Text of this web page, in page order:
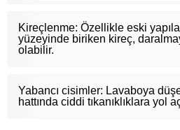
Kireçlenme: Özellikle eski
yüzeyinde biriken kireç,
olabilir.
Yabancı cisimler: Lavaboya
hattında ciddi tıkanıklıklara yol